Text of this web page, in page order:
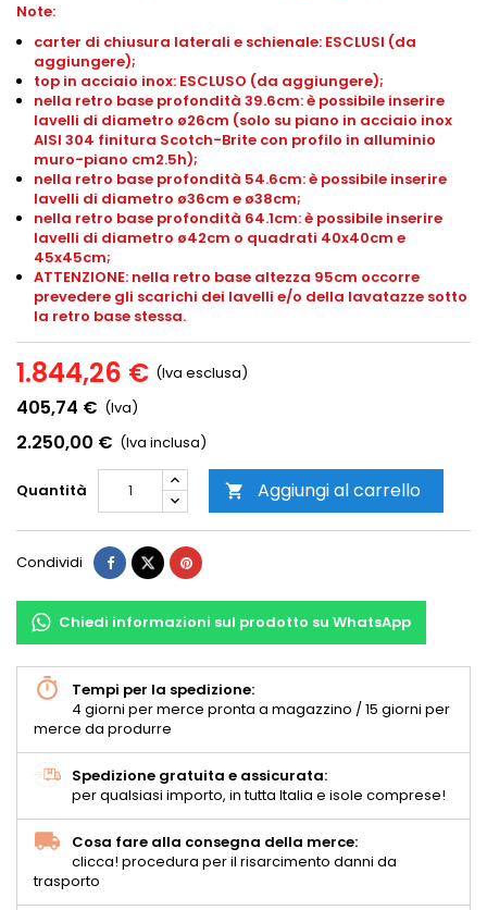
Note:
carter di chiusura laterali e schienale: ESCLUSI (da
aggiungere);
top in acciaio inox: ESCLUSO (da aggiungere);
nella retro base profondità 39.6cm: è possibile inserire
lavelli di diametro ø26cm (solo su piano in acciaio inox
AISI 304 finitura Scotch-Brite con profilo in alluminio
muro-piano cm2.5h);
nella retro base profondità 54.6cm: è possibile inserire
lavelli di diametro ø36cm e ø38cm;
nella retro base profondità 64.1cm: è possibile inserire
lavelli di diametro ø42cm o quadrati 40x40cm e
45x45cm;
ATTENZIONE: nella retro base altezza 95cm occorre
prevedere gli scarichi dei lavelli e/o della lavatazze sotto
la retro base stessa.
1.844,26 € (Iva esclusa)
405,74 € (Iva)
2.250,00 € (Iva inclusa)
Quantità  Aggiungi al carrello
Condividi
Chiedi informazioni sul prodotto su WhatsApp
Tempi per la spedizione:
4 giorni per merce pronta a magazzino / 15 giorni per
merce da produrre
Spedizione gratuita e assicurata:
per qualsiasi importo, in tutta Italia e isole comprese!
Cosa fare alla consegna della merce:
clicca! procedura per il risarcimento danni da
trasporto